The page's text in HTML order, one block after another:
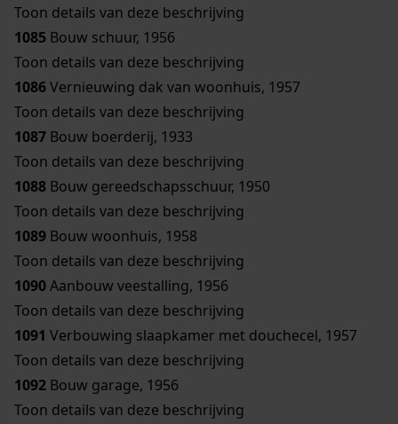
Toon details van deze beschrijving
1085 Bouw schuur, 1956
Toon details van deze beschrijving
1086Vernieuwing dak van woonhuis, 1957
Toon details van deze beschrijving
1087 Bouw boerderij, 1933
Toon details van deze beschrijving
1088 Bouw gereedschapsschuur, 1950
Toon details van deze beschrijving
1089 Bouw woonhuis, 1958
Toon details van deze beschrijving
1090Aanbouw veestalling, 1956
Toon details van deze beschrijving
1091 Verbouwing slaapkamer met douchecel, 1957
Toon details van deze beschrijving
1092 Bouw garage, 1956
Toon details van deze beschrijving